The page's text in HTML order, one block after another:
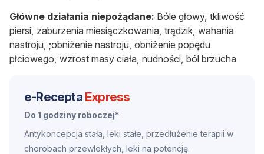
Główne działania niepożądane: Bóle głowy, tkliwość
piersi, zaburzenia miesiączkowania, trądzik, wahania
nastroju, ;obniżenie nastroju, obniżenie popędu
płciowego, wzrost masy ciała, nudności, ból brzucha
e-Recepta Express
Do 1 godziny roboczej*
Antykoncepcja stała, leki stałe, przedłużenie terapii w
chorobach przewlekłych, leki na potencję.